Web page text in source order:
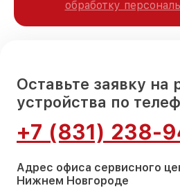
обработку
Оставьте заявку на
устройства по
+7 (831) 238-
Адрес офиса сервисного
Нижнем Новгороде